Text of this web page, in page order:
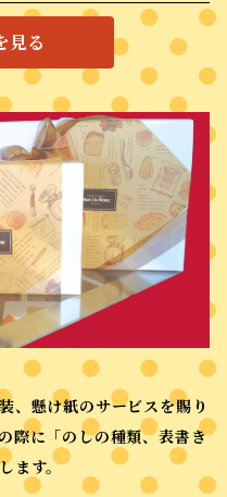
見る
、懸け紙のサービスを賜り
際に「のしの種類、表書き
ます。